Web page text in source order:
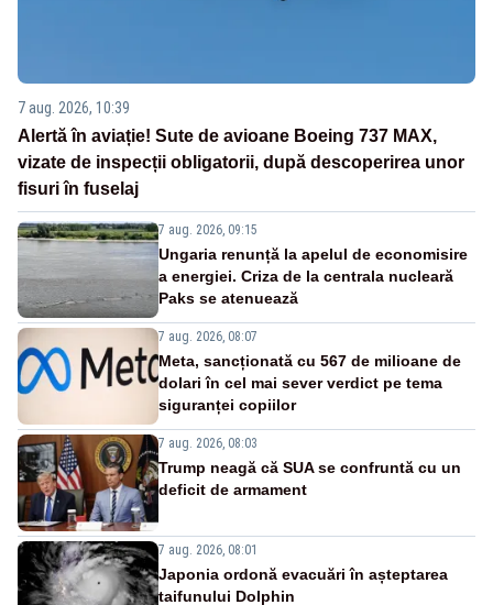
7 aug. 2026, 10:39
Alertă în aviație! Sute de avioane Boeing 737 MAX,
vizate de inspecții obligatorii, după descoperirea unor
fisuri în fuselaj
7 aug. 2026, 09:15
Ungaria renunță la apelul de economisire
a energiei. Criza de la centrala nucleară
Paks se atenuează
7 aug. 2026, 08:07
Meta, sancționată cu 567 de milioane de
dolari în cel mai sever verdict pe tema
siguranței copiilor
7 aug. 2026, 08:03
Trump neagă că SUA se confruntă cu un
deficit de armament
7 aug. 2026, 08:01
Japonia ordonă evacuări în așteptarea
taifunului Dolphin